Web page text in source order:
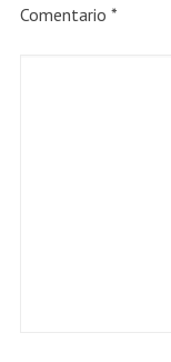
Comentario *